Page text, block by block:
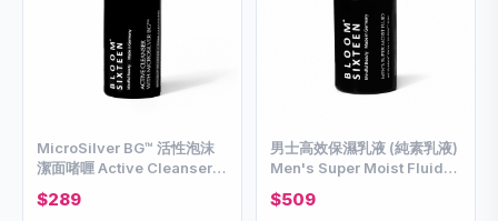
MicroSilver BG™ 活性泡沫
潔面啫喱 Active Cleanser
with MicroSilverBG™
$289
男士高效保濕乳液 (純素乳液)
Men's Super Moist Fluid
(Vegan Cream)
$509